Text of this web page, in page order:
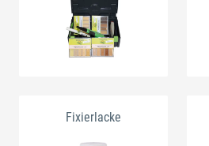
Fixierlacke